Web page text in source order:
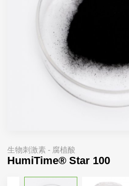
生物刺激素 - 腐植酸
HumiTime® Star 100